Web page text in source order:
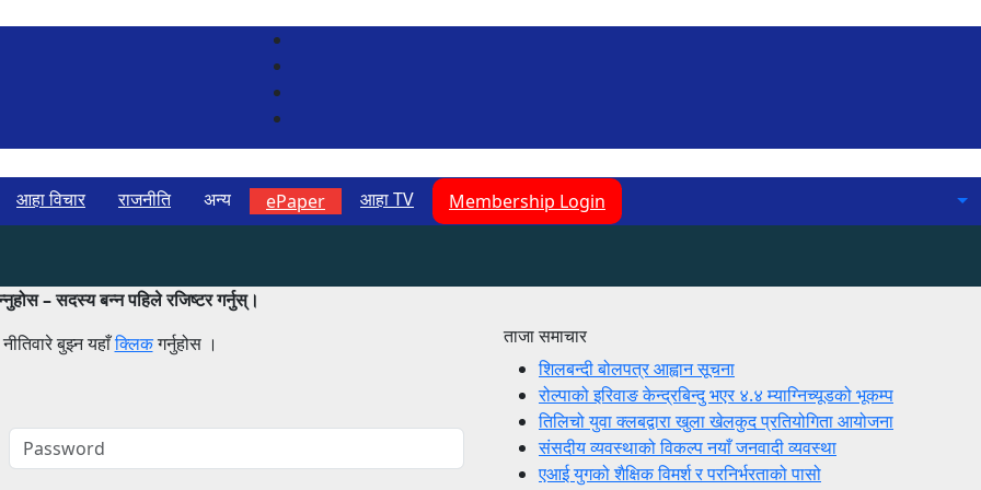
आहा विचार राजनीति अन्य ePaper आहा TV Membership Login
– सदस्य बन्न पहिले रजिष्टर गर्नुस्।
बुझ्न यहाँक्लिकगर्नुहोस ।
ताजा समाचार
शिलबन्दी बोलपत्र आह्वान सूचना
रोल्पाको इरिवाङ केन्द्रबिन्दु भएर ४.४ म्याग्निच्यूडको भूकम्प
तिलिचो युवा क्लबद्वारा खुला खेलकुद प्रतियोगिता आयोजना
संसदीय व्यवस्थाको विकल्प नयाँ जनवादी व्यवस्था
एआई युगको शैक्षिक विमर्श र परनिर्भरताको पासो